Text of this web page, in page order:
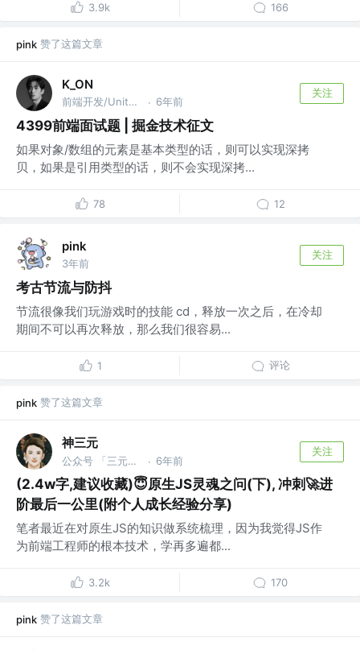
3.9k 166
pink 赞了这篇文章
K_ON
前端开发/Unity3D开发 · 6年前
关注
4399前端面试题 | 掘金技术征文
如果对象/数组的元素是基本类型的话，则可以实现深拷
贝，如果是引用类型的话，则不会实现深拷...
78 12
pink
3年前
关注
考古节流与防抖
节流很像我们玩游戏时的技能 cd，释放一次之后，在冷却
期间不可以再次释放，那么我们很容易...
1 评论
pink 赞了这篇文章
神三元
公众号 「三元同学」 @字节跳动 · 6年前
关注
(2.4w字,建议收藏)😇原生JS灵魂之问(下), 冲刺🚀进
阶最后一公里(附个人成长经验分享)
笔者最近在对原生JS的知识做系统梳理，因为我觉得JS作
为前端工程师的根本技术，学再多遍都...
3.2k 170
pink 赞了这篇文章